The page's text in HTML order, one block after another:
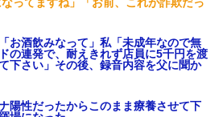
お酒飲みなって」私「未成年なので無
の連発で、耐えきれず店員に5千円を渡
下さい」その後、録音内容を父に聞か
陽性だったからこのまま療養させて下